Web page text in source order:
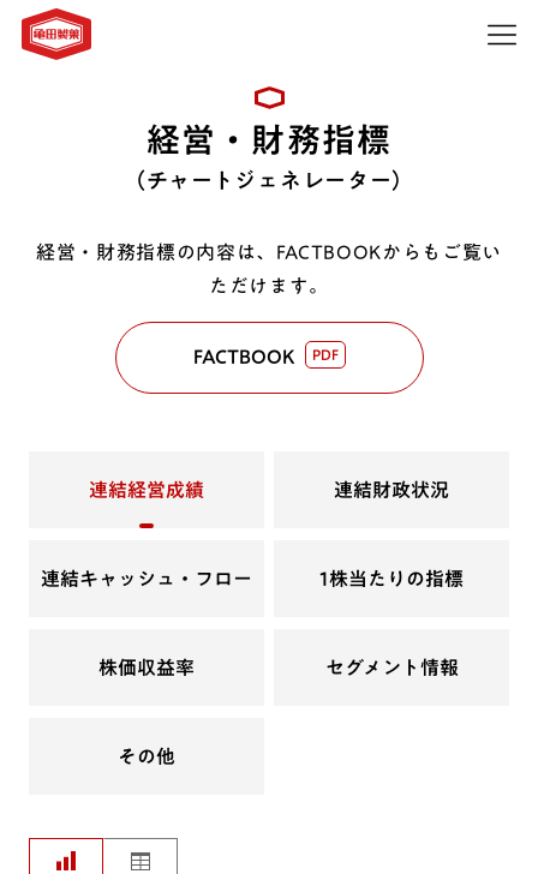
経営・財務指標
（チャートジェネレーター）
経営・財務指標の内容は、FACTBOOKからもご覧い
ただけます。
FACTBOOK PDF
連結経営成績 連結財政状況
連結キャッシュ・フロー 1株当たりの指標
株価収益率 セグメント情報
その他